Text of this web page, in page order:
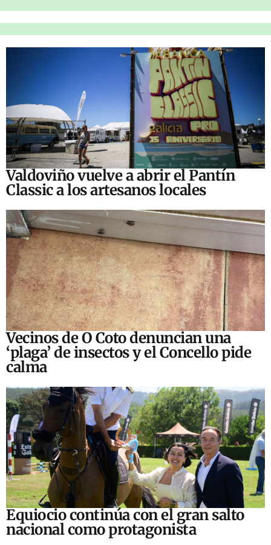
Valdoviño vuelve a abrir el Pantín
Classic a los artesanos locales
Vecinos de O Coto denuncian una
‘plaga’ de insectos y el Concello pide
calma
Equiocio continúa con el gran salto
nacional como protagonista